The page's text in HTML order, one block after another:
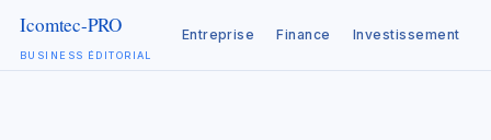
BUSINESS ÉDITORIAL
Entreprise Finance Investissement